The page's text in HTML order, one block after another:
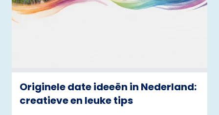
Originele date ideeën in Nederland:
creatieve en leuke tips